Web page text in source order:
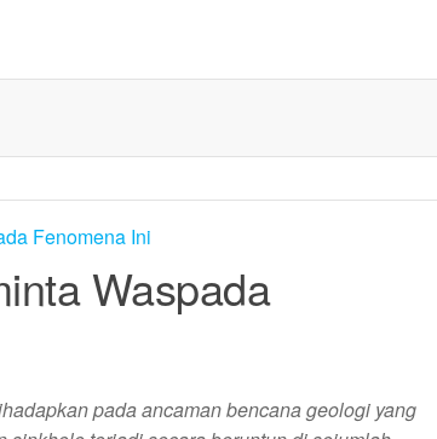
Waspada
pada ancaman bencana geologi yang